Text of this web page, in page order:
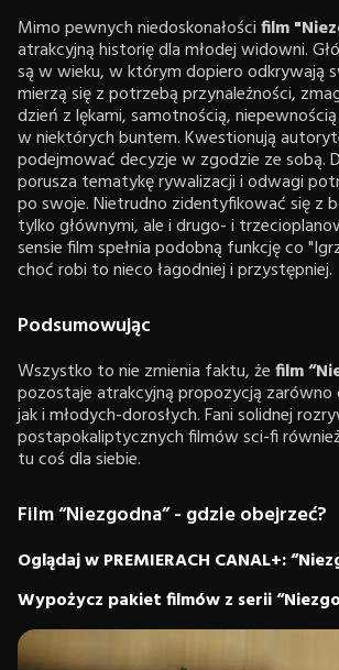
Mimo pewnych niedoskonałościfilm
atrakcyjną historię dla młodej widowni.
są w wieku, w którym dopiero odkrywają
mierzą się z potrzebą przynależności,
dzień z lękami, samotnością,
w niektórych buntem. Kwestionują
podejmować decyzje w zgodzie ze sobą.
porusza tematykę rywalizacji i odwagi
po swoje. Nietrudno zidentyfikować się z
tylko głównymi, ale i drugo- i
sensie film spełnia podobną funkcję co
choć robi to nieco łagodniej i przystępniej.
Podsumowując
Wszystko to nie zmienia faktu, żefilm
pozostaje atrakcyjną propozycją
jak i młodych-dorosłych. Fani solidnej
postapokaliptycznych filmów sci-fi
tu coś dla siebie.
Film “Niezgodna” - gdzie obejrzeć?
Oglądaj w PREMIERACH CANAL+:
Wypożycz pakiet filmów z serii